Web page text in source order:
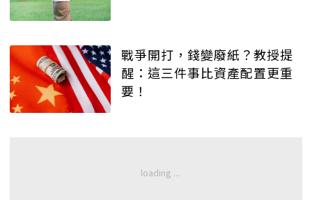
戰爭開打，錢變廢紙？教授提
醒：這三件事比資產配置更重
要！